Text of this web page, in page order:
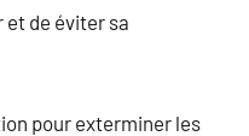
et de éviter sa
pour exterminer les